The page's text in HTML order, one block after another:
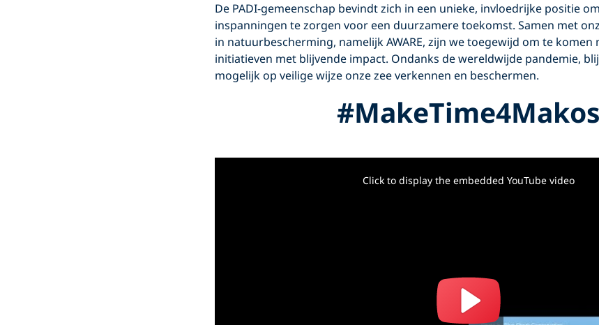
De PADI-gemeenschap bevindt zich in een unieke, invloedrijke positie
inspanningen te zorgen voor een ​​duurzamere toekomst. Samen met
in natuurbescherming, namelijk AWARE, zijn we toegewijd om te
initiatieven met blijvende impact. Ondanks de wereldwijde pandemie,
mogelijk op veilige wijze onze zee verkennen en beschermen.
#MakeTime4Makos
Click to display the embedded YouTube video